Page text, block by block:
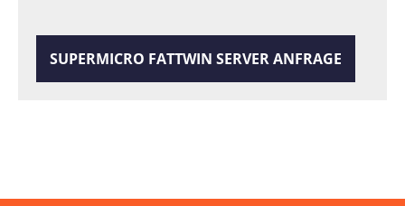
SUPERMICRO FATTWIN SERVER ANFRAGE